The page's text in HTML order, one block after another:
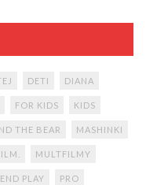
DETI DIANA
FOR KIDS KIDS
THE BEAR MASHINKI
MULTFILMY
PLAY PRO